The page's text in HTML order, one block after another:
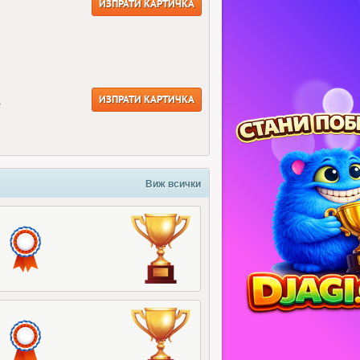
ИЗПРАТИ КАРТИЧКА
ИЗПРАТИ КАРТИЧКА
Виж всички